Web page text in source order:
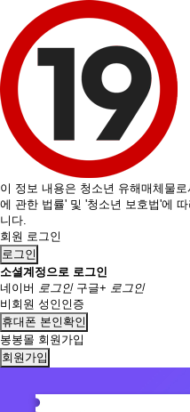
이 정보 내용은 청소년 유해매체물
에 관한 법률' 및 '청소년 보호법'에
니다.
회원 로그인
로그인
소셜계정으로 로그인
네이버 로그인 구글+ 로그인
비회원 성인인증
휴대폰 본인확인
봉봉몰 회원가입
회원가입